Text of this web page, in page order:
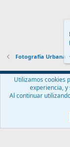
Fotografía Urbana
Español (ES)
Contáctanos
Community platform
.
Utilizamos cookies
experiencia,
Al continuar